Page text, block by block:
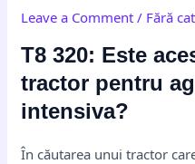
Leave a Comment / Fără
T8 320: Este
tractor pentru
intensiva?
În căutarea unui tractor